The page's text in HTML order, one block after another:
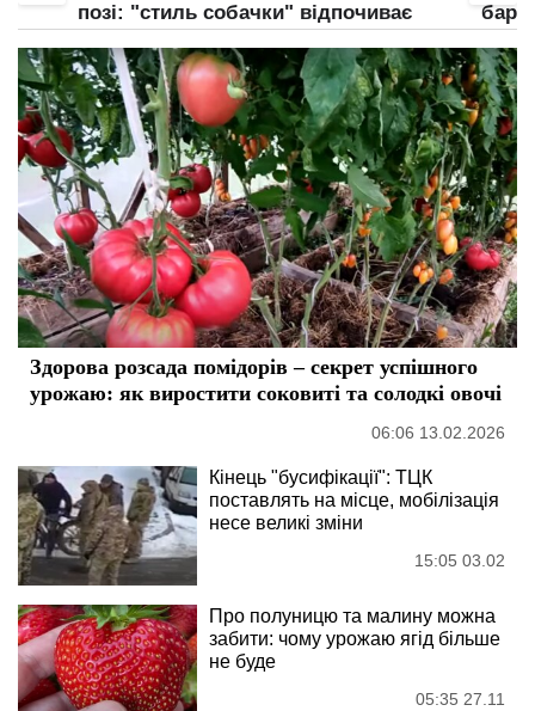
барсетка
зона
Здорова розсада помідорів – секрет успішного
урожаю: як виростити соковиті та солодкі овочі
06:06 13.02.2026
Кінець "бусифікації": ТЦК
поставлять на місце, мобілізація
несе великі зміни
15:05 03.02
Про полуницю та малину можна
забити: чому урожаю ягід більше
не буде
05:35 27.11